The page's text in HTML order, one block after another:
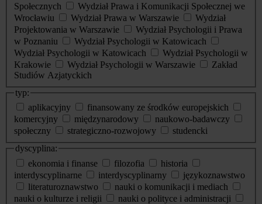
Społecznych
Wydział Prawa i Komunikacji Społecznej we
Wrocławiu
Wydział Prawa w Warszawie
Wydział
Projektowania w Warszawie
Wydział Psychologii i Prawa
w Poznaniu
Wydział Psychologii w Katowicach
Wydział Psychologii w Katowicach
Wydział Psychologii w
Krakowie
Wydział Psychologii w Warszawie
Zakład
Studiów Azjatyckich
typ:
aplikacyjny
finansowany ze środków europejskich
komercyjny
międzynarodowy
naukowo-badawczy
społeczny
strategiczno-rozwojowy
studencki
dyscyplina:
ekonomia i finanse
filozofia
historia
interdyscyplinarne
interdyscyplinarny
językoznawstwo
literaturoznawstwo
nauki o komunikacji i mediach
nauki o kulturze i religii
nauki o polityce i administracji